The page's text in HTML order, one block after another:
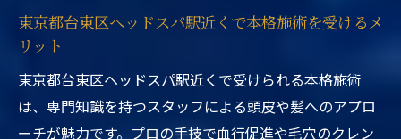
東京都台東区ヘッドスパ駅近くで本格施術を受けるメ
リット
東京都台東区ヘッドスパ駅近くで受けられる本格施術
は、専門知識を持つスタッフによる頭皮や髪へのアプロ
ーチが魅力です。プロの手技で血行促進や毛穴のクレン